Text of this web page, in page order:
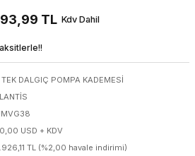
TL Kdv Dahil
DALGIÇ POMPA KADEMESİ
USD + KDV
TL (%2,00 havale indirimi)